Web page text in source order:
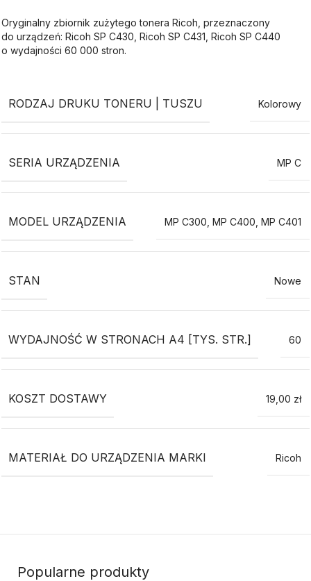
Oryginalny zbiornik zużytego tonera Ricoh, przeznaczony
do urządzeń: Ricoh SP C430, Ricoh SP C431, Ricoh SP C440
o wydajności 60 000 stron.
RODZAJ DRUKU TONERU | TUSZU Kolorowy
SERIA URZĄDZENIA MP C
MODEL URZĄDZENIA MP C300 MP C400 MP C401
STAN Nowe
WYDAJNOŚĆ W STRONACH A4 [TYS. STR.] 60
KOSZT DOSTAWY 19,00 zł
MATERIAŁ DO URZĄDZENIA MARKI Ricoh
Popularne produkty